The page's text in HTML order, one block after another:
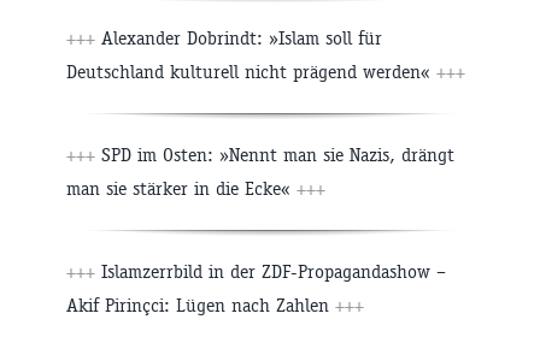
+++ Alexander Dobrindt: »Islam soll für
Deutschland kulturell nicht prägend werden« +++
+++ SPD im Osten: »Nennt man sie Nazis, drängt
man sie stärker in die Ecke« +++
+++ Islamzerrbild in der ZDF-Propagandashow –
Akif Pirinçci: Lügen nach Zahlen +++